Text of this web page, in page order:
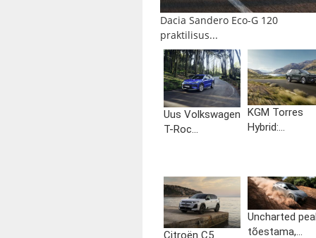
Dacia Sandero Eco-G 120
praktilisus...
Uus Volkswagen
T-Roc...
KGM Torres
Hybrid:...
Citroën C5
Uncharted
tõestama,...